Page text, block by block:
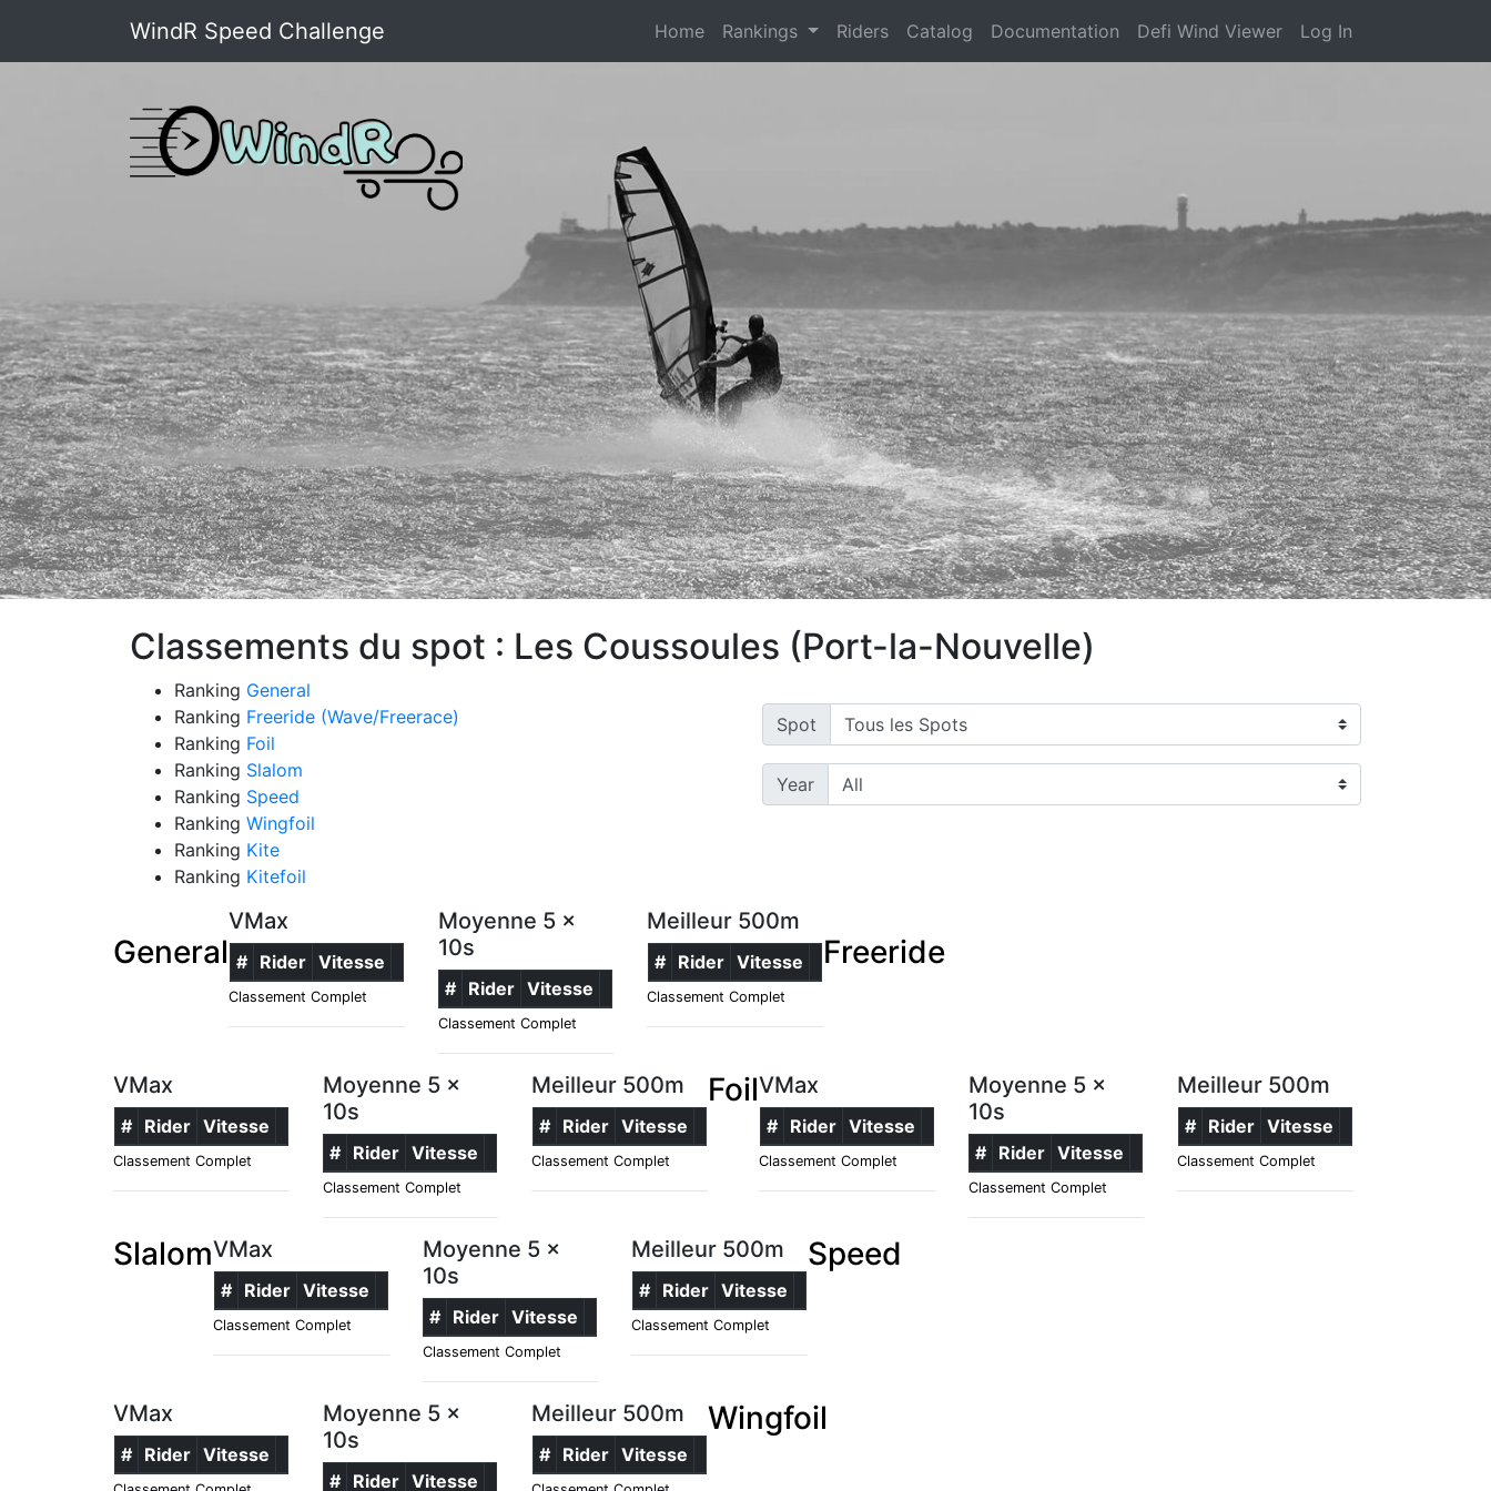
WindR Speed Challenge Home(current)
Rankings Riders Catalog Documentation Defi Wind Viewer Log In
Classements du spot : Les Coussoules (Port-la-Nouvelle)
Ranking General
Ranking Freeride (Wave/Freerace)
Ranking Foil
Ranking Slalom
Ranking Speed
Ranking Wingfoil
Ranking Kite
Ranking Kitefoil
Spot
Year
General
VMax
# Rider Vitesse
Classement Complet
Moyenne 5 x
10s
# Rider Vitesse
Classement Complet
Meilleur 500m
# Rider Vitesse
Classement Complet
Freeride
VMax
# Rider Vitesse
Classement Complet
Moyenne 5 x
10s
# Rider Vitesse
Classement Complet
Meilleur 500m
# Rider Vitesse
Classement Complet
FoilVMax
# Rider Vitesse
Classement Complet
Moyenne 5 x
10s
# Rider Vitesse
Classement Complet
Meilleur 500m
# Rider Vitesse
Classement Complet
SlalomVMax
# Rider Vitesse
Classement Complet
Moyenne 5 x
10s
# Rider Vitesse
Classement Complet
Meilleur 500m
# Rider Vitesse
Classement Complet
Speed
VMax
# Rider Vitesse
Moyenne 5 x
10s
# Rider Vitesse
Meilleur 500m
# Rider Vitesse
Wingfoil